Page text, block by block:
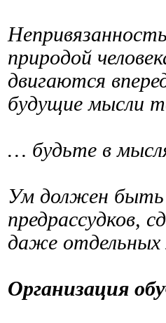
природой
двигаются
будущие мысли
… будьте в
Ум должен быть
предрассудков,
даже отдельных
Организация